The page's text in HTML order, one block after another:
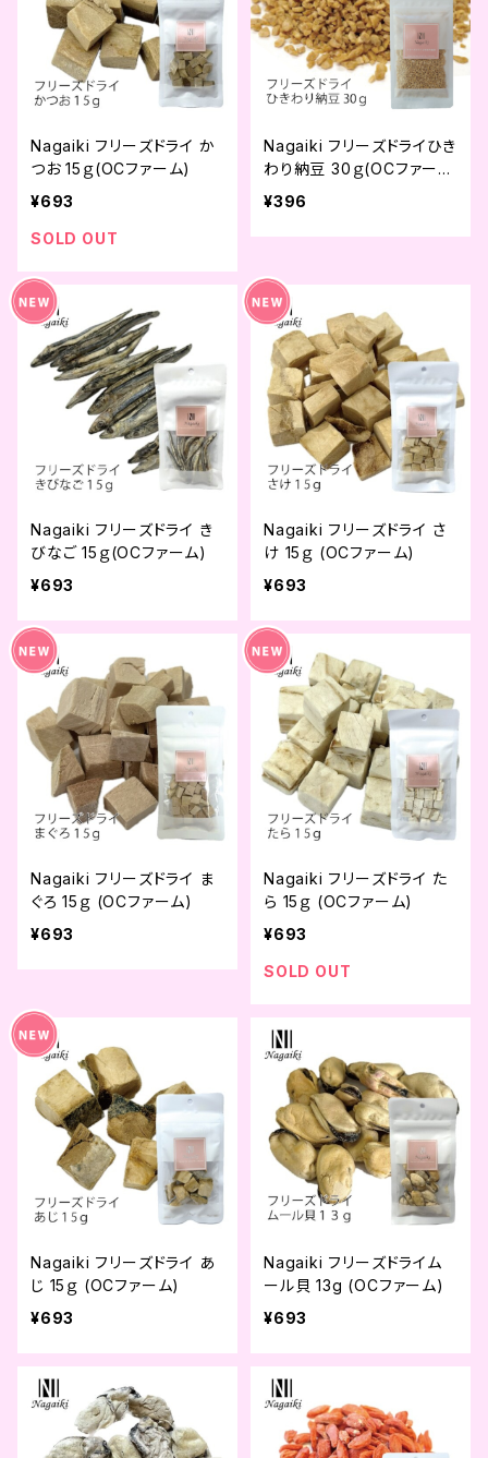
Nagaiki フリーズドライ か
つお 15ｇ(OCファーム)
¥693
SOLD OUT
Nagaiki フリーズドライひき
わり納豆 30ｇ(OCファー
ム)
¥396
Nagaiki フリーズドライ き
びなご 15ｇ(OCファーム)
¥693
Nagaiki フリーズドライ さ
け 15ｇ (OCファーム)
¥693
Nagaiki フリーズドライ ま
ぐろ 15ｇ (OCファーム)
¥693
Nagaiki フリーズドライ た
ら 15ｇ (OCファーム)
¥693
SOLD OUT
Nagaiki フリーズドライ あ
じ 15ｇ (OCファーム)
¥693
Nagaiki フリーズドライム
ール貝 13g (OCファーム)
¥693